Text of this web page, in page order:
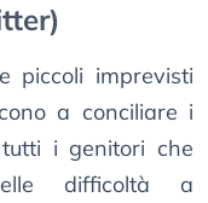
piccoli imprevisti
a conciliare i
i genitori che
difficoltà a